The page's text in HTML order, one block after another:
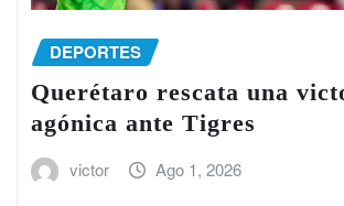
DEPORTES
Querétaro rescata una
agónica ante Tigres
victor Ago 1, 2026